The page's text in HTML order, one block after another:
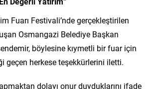
Fuarı Festivali’nde gerçekleştirilen
Osmangazi Belediye Başkan
böylesine kıymetli bir fuar için
geçen herkese teşekkürlerini iletti.
dolayı onur duyduklarını ifade